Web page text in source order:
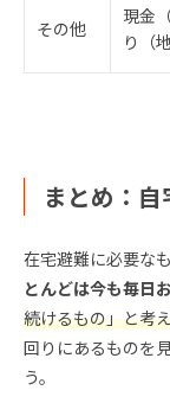
その他
現金
り（
まとめ：
在宅避難に必要な
とんどは今も毎日
続けるもの」と考
回りにあるものを
う。